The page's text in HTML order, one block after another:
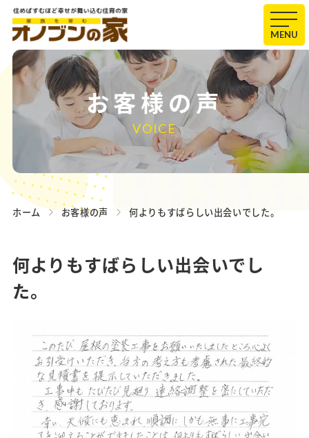
MENU
お客様の声
VOICE
ホーム お客様の声 何よりもすばらしい出会いでした。
何よりもすばらしい出会いでし
た。